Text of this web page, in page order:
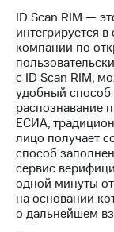
ПАО
"МТС"
Личный
кабинет
ID Scan RIM —
интегрируется
компании по
с ID Scan RIM,
удобный способ
распознавание
ЕСИА,
лицо получает
способ
сервис
одной минуты
на основании
о дальнейшем